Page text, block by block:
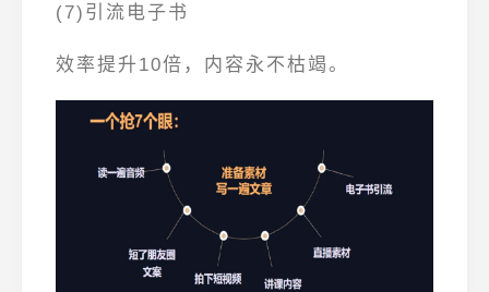
(7)引流电子书
效率提升10倍，内容永不枯竭。